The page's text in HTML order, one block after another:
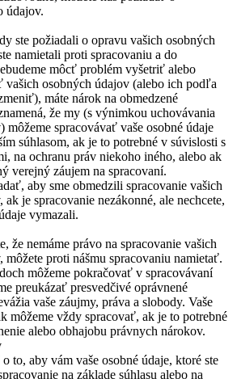
údajov.
ste požiadali o opravu vašich osobných
namietali proti spracovaniu a do
môcť problém vyšetriť alebo
osobných údajov (alebo ich podľa
máte nárok na obmedzené
že my (s výnimkou uchovávania
môžeme spracovávať vaše osobné údaje
súhlasom, ak je to potrebné v súvislosti s
na ochranu práv niekoho iného, alebo ak
verejný záujem na spracovaní.
aby sme obmedzili spracovanie vašich
ak je spracovanie nezákonné, ale nechcete,
vymazali.
že nemáme právo na spracovanie vašich
môžete proti nášmu spracovaniu namietať.
môžeme pokračovať v spracovávaní
preukázať presvedčivé oprávnené
vaše záujmy, práva a slobody. Vaše
môžeme vždy spracovať, ak je to potrebné
alebo obhajobu právnych nárokov.
to, aby vám vaše osobné údaje, ktoré ste
na základe súhlasu alebo na